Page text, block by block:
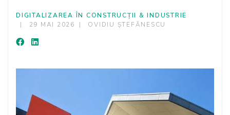
DIGITALIZAREA ÎN CONSTRUCȚII & INDUSTRIE
29 MAI 2026
OVIDIU ȘTEFĂNESCU